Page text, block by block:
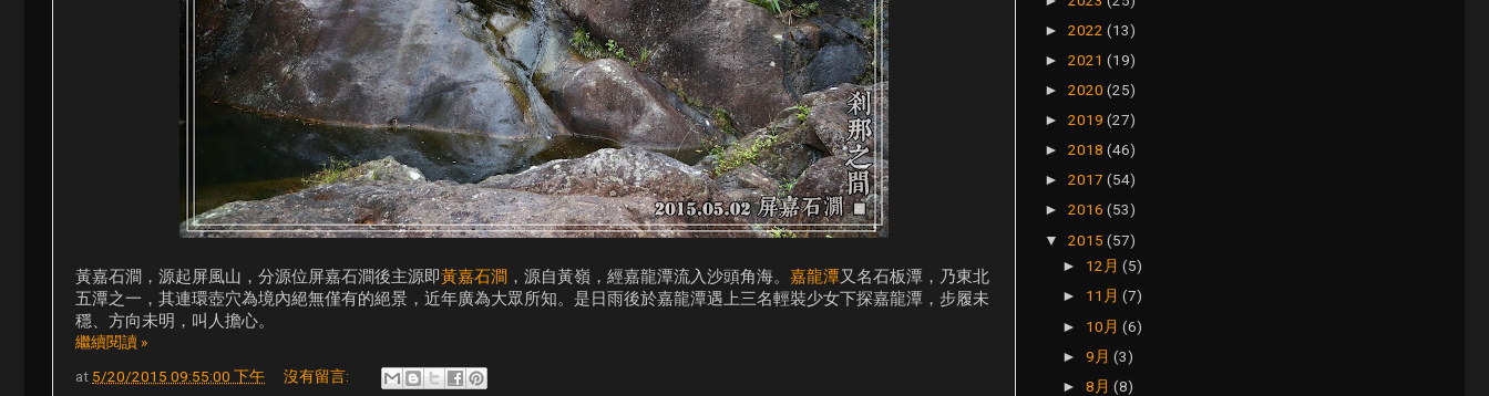
黃嘉石澗，源起屏風山，分源位屏嘉石澗後主源即黃嘉石澗 ，源自黃嶺，經嘉龍潭流入沙頭角海。 嘉龍潭又名石板潭，乃東北
五潭之一，其連環壺穴為境內絕無僅有的絕景，近年廣為大眾所知。是日雨後於嘉龍潭遇上三名輕裝少女下探嘉龍潭，步履未
穩、方向未明，叫人擔心。
繼續閱讀 »
at 5/20/2015 09:55:00 下午
沒有留言:
► 2022 (13)
► 2021 (19)
► 2020 (25)
► 2019 (27)
► 2018 (46)
► 2017 (54)
► 2016 (53)
▼ 2015 (57)
► 12月(5)
► 11月(7)
► 10月(6)
►9月(3)
►8月(8)